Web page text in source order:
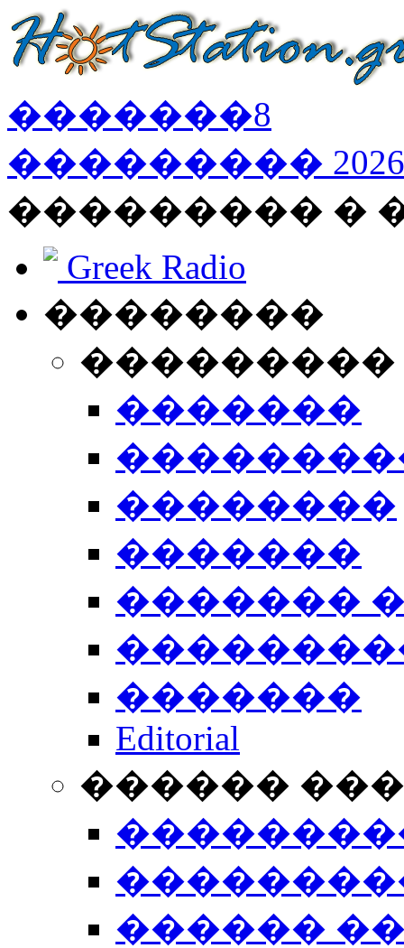
�������8
��������� 2026
��������� �
Greek Radio
��������
�������
��������
�������
�������
�������
Editorial
������
������